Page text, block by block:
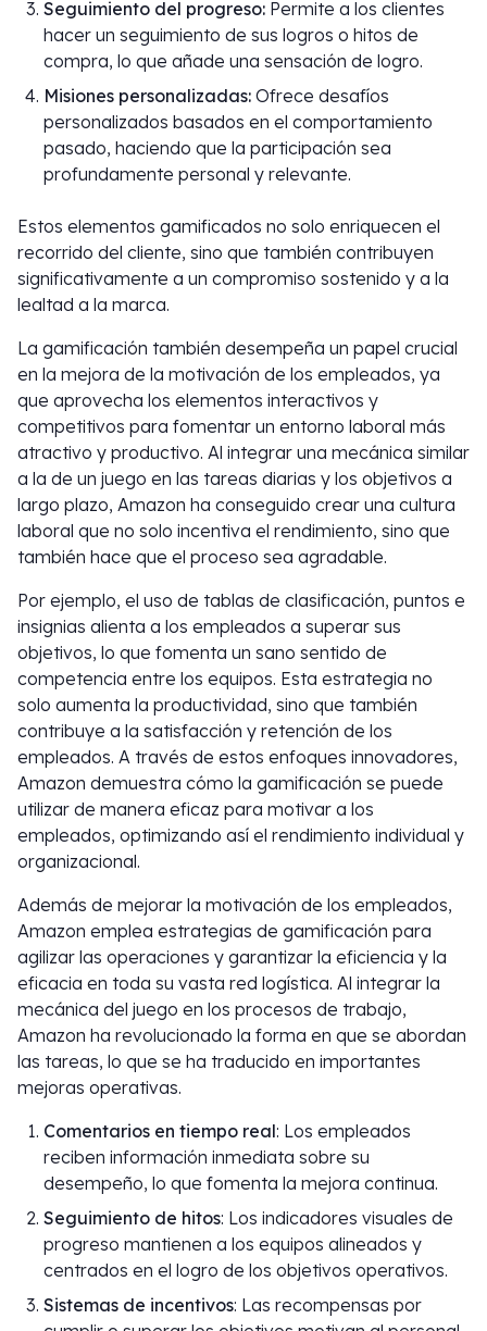
Seguimiento del progreso: Permite a los clientes
hacer un seguimiento de sus logros o hitos de
compra, lo que añade una sensación de logro.
Misiones personalizadas: Ofrece desafíos
personalizados basados en el comportamiento
pasado, haciendo que la participación sea
profundamente personal y relevante.
Estos elementos gamificados no solo enriquecen el
recorrido del cliente, sino que también contribuyen
significativamente a un compromiso sostenido y a la
lealtad a la marca.
La gamificación también desempeña un papel crucial
en la mejora de la motivación de los empleados, ya
que aprovecha los elementos interactivos y
competitivos para fomentar un entorno laboral más
atractivo y productivo. Al integrar una mecánica similar
a la de un juego en las tareas diarias y los objetivos a
largo plazo, Amazon ha conseguido crear una cultura
laboral que no solo incentiva el rendimiento, sino que
también hace que el proceso sea agradable.
Por ejemplo, el uso de tablas de clasificación, puntos e
insignias alienta a los empleados a superar sus
objetivos, lo que fomenta un sano sentido de
competencia entre los equipos. Esta estrategia no
solo aumenta la productividad, sino que también
contribuye a la satisfacción y retención de los
empleados. A través de estos enfoques innovadores,
Amazon demuestra cómo la gamificación se puede
utilizar de manera eficaz para motivar a los
empleados, optimizando así el rendimiento individual y
organizacional.
Además de mejorar la motivación de los empleados,
Amazon emplea estrategias de gamificación para
agilizar las operaciones y garantizar la eficiencia y la
eficacia en toda su vasta red logística. Al integrar la
mecánica del juego en los procesos de trabajo,
Amazon ha revolucionado la forma en que se abordan
las tareas, lo que se ha traducido en importantes
mejoras operativas.
Comentarios en tiempo real: Los empleados
reciben información inmediata sobre su
desempeño, lo que fomenta la mejora continua.
Seguimiento de hitos: Los indicadores visuales de
progreso mantienen a los equipos alineados y
centrados en el logro de los objetivos operativos.
Sistemas de incentivos: Las recompensas por